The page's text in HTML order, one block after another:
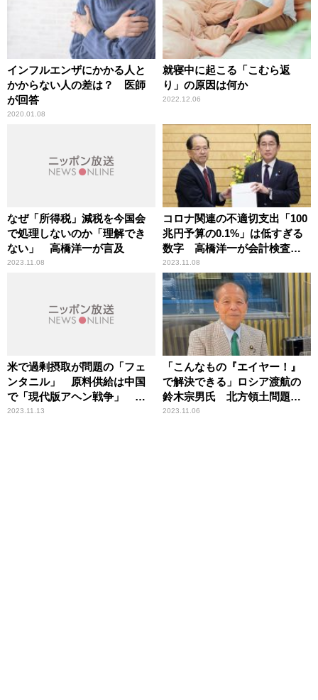
インフルエンザにかかる人と
かからない人の差は？ 医師
が回答
2020.01.08
就寝中に起こる「こむら返
り」の原因は何か
2022.12.06
なぜ「所得税」減税を今国会
で処理しないのか「理解でき
ない」 高橋洋一が言及
2023.11.08
コロナ関連の不適切支出「100
兆円予算の0.1%」は低すぎる
数字 高橋洋一が会計検査院
の報告に疑問
2023.11.08
米で過剰摂取が問題の「フェ
ンタニル」 原料供給は中国
で「現代版アヘン戦争」 峯
村健司が解説
2023.11.13
「こんなもの『エイヤー！』
で解決できる」ロシア渡航の
鈴木宗男氏 北方領土問題へ
の思い語る
2023.11.06